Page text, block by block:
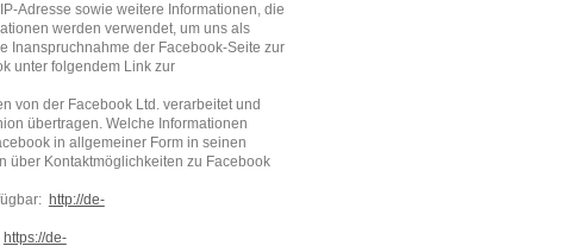
Adresse sowie weitere Informationen, die
werden verwendet, um uns als
Inanspruchnahme der Facebook-Seite zur
unter folgendem Link zur
von der Facebook Ltd. verarbeitet und
übertragen. Welche Informationen
in allgemeiner Form in seinen
über Kontaktmöglichkeiten zu Facebook
http://de-
https://de-